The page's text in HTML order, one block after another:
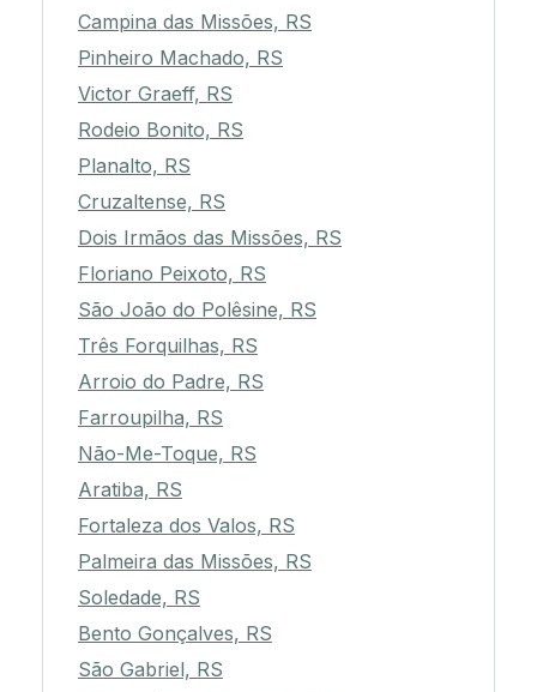
Campina das Missões, RS
Pinheiro Machado, RS
Victor Graeff, RS
Rodeio Bonito, RS
Planalto, RS
Cruzaltense, RS
Dois Irmãos das Missões, RS
Floriano Peixoto, RS
São João do Polêsine, RS
Três Forquilhas, RS
Arroio do Padre, RS
Farroupilha, RS
Não-Me-Toque, RS
Aratiba, RS
Fortaleza dos Valos, RS
Palmeira das Missões, RS
Soledade, RS
Bento Gonçalves, RS
São Gabriel, RS